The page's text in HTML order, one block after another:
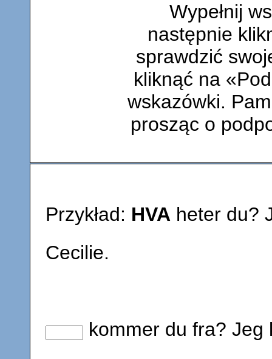
Wypełnij
następnie
sprawdzić
kliknąć na
wskazówki.
prosząc o
Przykład: HVA heter du?
Cecilie.
kommer du fra? Jeg